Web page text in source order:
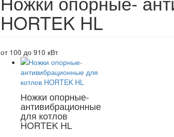
HORTEK HL
от 100 до 910 кВт
Ножки опорные-
антивибрационные
для котлов
HORTEK HL